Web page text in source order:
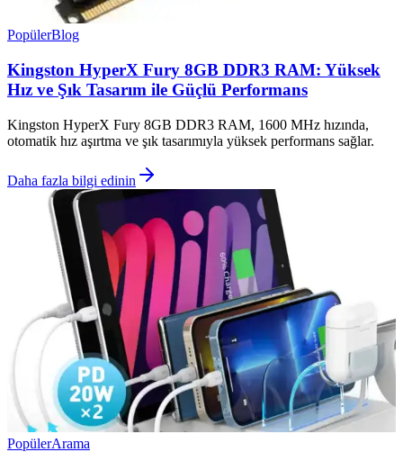
PopülerBlog
Kingston HyperX Fury 8GB DDR3 RAM: Yüksek
Hız ve Şık Tasarım ile Güçlü Performans
Kingston HyperX Fury 8GB DDR3 RAM, 1600 MHz hızında,
otomatik hız aşırtma ve şık tasarımıyla yüksek performans sağlar.
Daha fazla bilgi edinin
PopülerArama